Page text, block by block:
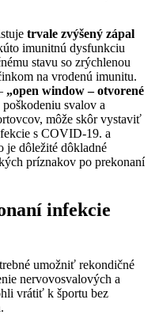
trvale zvýšený zápal
imunitnú dysfunkciu
stavu so zrýchlenou
na vrodenú imunitu.
„open window – otvorené
svalov a
môže skôr vystaviť
s COVID-19. a
je dôležité dôkladné
príznakov po prekonaní
infekcie
umožniť rekondičné
nervovosvalových a
vrátiť k športu bez